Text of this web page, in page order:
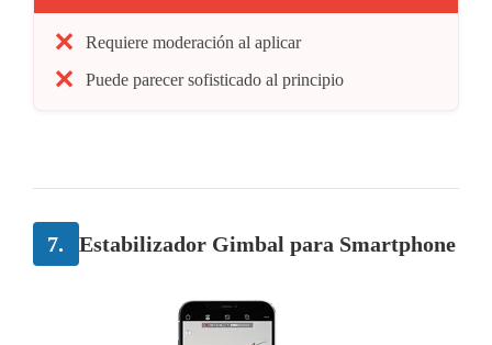
Requiere moderación al aplicar
Puede parecer sofisticado al principio
7. Estabilizador Gimbal para Smartphone